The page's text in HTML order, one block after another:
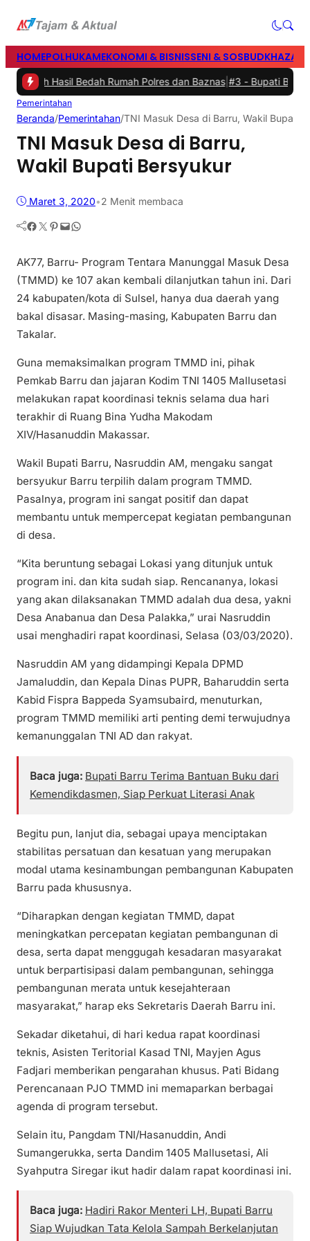
HOMEPOLHUKAMEKONOMI & BISNISSENI & SOSBUD
Hasil Bedah Rumah Polres dan Baznas|#3 - Bupati Barru
Pemerintahan
Beranda/Pemerintahan/TNI Masuk Desa di Barru, Wakil Bupati
TNI Masuk Desa di Barru,
Wakil Bupati Bersyukur
Maret 3, 2020•2 Menit membaca
Facebook Twitter Pinterest Mail WhatsApp
AK77, Barru- Program Tentara Manunggal Masuk Desa
(TMMD) ke 107 akan kembali dilanjutkan tahun ini. Dari
24 kabupaten/kota di Sulsel, hanya dua daerah yang
bakal disasar. Masing-masing, Kabupaten Barru dan
Takalar.
Guna memaksimalkan program TMMD ini, pihak
Pemkab Barru dan jajaran Kodim TNI 1405 Mallusetasi
melakukan rapat koordinasi teknis selama dua hari
terakhir di Ruang Bina Yudha Makodam
XIV/Hasanuddin Makassar.
Wakil Bupati Barru, Nasruddin AM, mengaku sangat
bersyukur Barru terpilih dalam program TMMD.
Pasalnya, program ini sangat positif dan dapat
membantu untuk mempercepat kegiatan pembangunan
di desa.
“Kita beruntung sebagai Lokasi yang ditunjuk untuk
program ini. dan kita sudah siap. Rencananya, lokasi
yang akan dilaksanakan TMMD adalah dua desa, yakni
Desa Anabanua dan Desa Palakka,” urai Nasruddin
usai menghadiri rapat koordinasi, Selasa (03/03/2020).
Nasruddin AM yang didampingi Kepala DPMD
Jamaluddin, dan Kepala Dinas PUPR, Baharuddin serta
Kabid Fispra Bappeda Syamsubaird, menuturkan,
program TMMD memiliki arti penting demi terwujudnya
kemanunggalan TNI AD dan rakyat.
Baca juga: Bupati Barru Terima Bantuan Buku dari
Kemendikdasmen, Siap Perkuat Literasi Anak
Begitu pun, lanjut dia, sebagai upaya menciptakan
stabilitas persatuan dan kesatuan yang merupakan
modal utama kesinambungan pembangunan Kabupaten
Barru pada khususnya.
“Diharapkan dengan kegiatan TMMD, dapat
meningkatkan percepatan kegiatan pembangunan di
desa, serta dapat menggugah kesadaran masyarakat
untuk berpartisipasi dalam pembangunan, sehingga
pembangunan merata untuk kesejahteraan
masyarakat,” harap eks Sekretaris Daerah Barru ini.
Sekadar diketahui, di hari kedua rapat koordinasi
teknis, Asisten Teritorial Kasad TNI, Mayjen Agus
Fadjari memberikan pengarahan khusus. Pati Bidang
Perencanaan PJO TMMD ini memaparkan berbagai
agenda di program tersebut.
Selain itu, Pangdam TNI/Hasanuddin, Andi
Sumangerukka, serta Dandim 1405 Mallusetasi, Ali
Syahputra Siregar ikut hadir dalam rapat koordinasi ini.
Baca juga: Hadiri Rakor Menteri LH, Bupati Barru
Siap Wujudkan Tata Kelola Sampah Berkelanjutan